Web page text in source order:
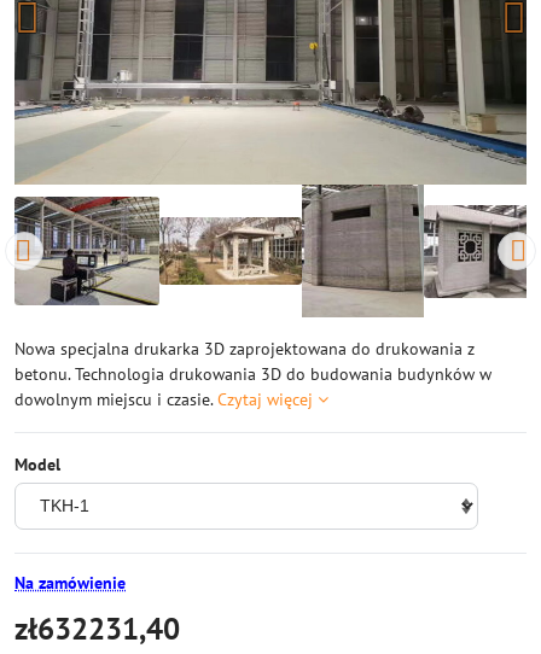
Nowa specjalna drukarka 3D zaprojektowana do drukowania z
betonu. Technologia drukowania 3D do budowania budynków w
dowolnym miejscu i czasie.Czytaj więcej
Model
Na zamówienie
zł632231,40